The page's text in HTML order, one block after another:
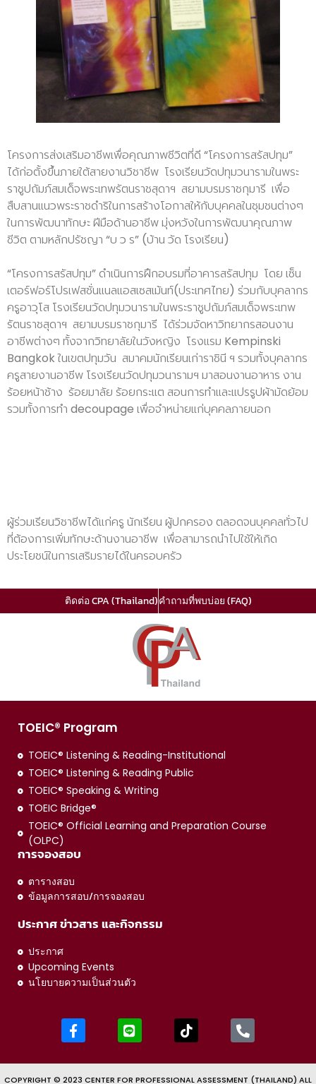
โครงการส่งเสริมอาชีพเพื่อคุณภาพชีวิตที่ดี “โครงการสรัสปทุม”
ได้ก่อตั้งขึ้นภายใต้สายงานวิชาชีพ โรงเรียนวัดปทุมวนารามในพระ
ราชูปถัมภ์สมเด็จพระเทพรัตนราชสุดาฯ สยามบรมราชกุมารี เพื่อ
สืบสานแนวพระราชดำริในการสร้างโอกาสให้กับบุคคลในชุมชนต่างๆ
ในการพัฒนาทักษะ ฝีมือด้านอาชีพ มุ่งหวังในการพัฒนาคุณภาพ
ชีวิต ตามหลักปรัชญา “บ ว ร” (บ้าน วัด โรงเรียน)
“โครงการสรัสปทุม” ดำเนินการฝึกอบรมที่อาคารสรัสปทุม โดย เซ็น
เตอร์ฟอร์โปรเฟสชั่นแนลแอสเซสเม้นท์(ประเทศไทย) ร่วมกับบุคลากร
ครูอาวุโส โรงเรียนวัดปทุมวนารามในพระราชูปถัมภ์สมเด็จพระเทพ
รัตนราชสุดาฯ สยามบรมราชกุมารี ได้ร่วมจัดหาวิทยากรสอนงาน
อาชีพต่างๆ ทั้งจากวิทยาลัยในวังหญิง โรงแรม Kempinski
Bangkok ในเขตปทุมวัน สมาคมนักเรียนเก่าราชินี ฯ รวมทั้งบุคลากร
ครูสายงานอาชีพ โรงเรียนวัดปทุมวนารามฯ มาสอนงานอาหาร งาน
ร้อยหน้าช้าง ร้อยมาลัย ร้อยกระแต สอนการทำและแปรรูปผ้ามัดย้อม
รวมทั้งการทำ decoupage เพื่อจำหน่ายแก่บุคคลภายนอก
ผู้ร่วมเรียนวิชาชีพได้แก่ครู นักเรียน ผู้ปกครอง ตลอดจนบุคคลทั่วไป
ที่ต้องการเพิ่มทักษะด้านงานอาชีพ เพื่อสามารถนำไปใช้ให้เกิด
ประโยชน์ในการเสริมรายได้ในครอบครัว
ติดต่อ CPA (Thailand)คำถามที่พบบ่อย (FAQ)
TOEIC® Program
TOEIC® Listening & Reading-Institutional
TOEIC® Listening & Reading Public
TOEIC® Speaking & Writing
TOEIC Bridge®
TOEIC® Official Learning and Preparation Course
(OLPC)
การจองสอบ
ตารางสอบ
ข้อมูลการสอบ/การจองสอบ
ประกาศ ข่าวสาร และกิจกรรม
ประกาศ
Upcoming Events
นโยบายความเป็นส่วนตัว
COPYRIGHT © 2023 CENTER FOR PROFESSIONAL ASSESSMENT (THAILAND) ALL